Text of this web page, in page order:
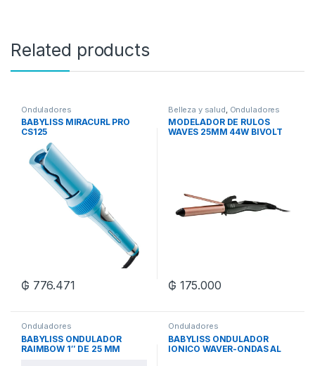
Related products
Onduladores
BABYLISS MIRACURL PRO
CS125
₲ 776.471
Belleza y salud Onduladores
MODELADOR DE RULOS
WAVES 25MM 44W BIVOLT
₲ 175.000
Onduladores
BABYLISS ONDULADOR
RAIMBOW 1″ DE 25 MM
Onduladores
BABYLISS ONDULADOR
IONICO WAVER-ONDAS AL